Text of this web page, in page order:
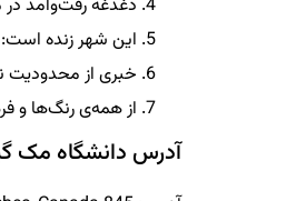
دغدغه رفت‌وآمد
این شهر زنده
خبری از محدودیت
از همه‌ی رنگ‌ها و
آدرس دانشگاه مک